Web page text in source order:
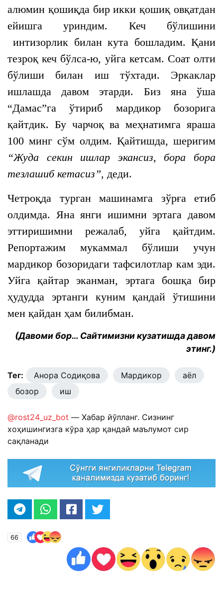
алюмин қошиқда бир икки қошиқ овқатдан
ейишга уриндим. Кеч бўлишини
интизорлик билан кута бошладим. Қани
тезроқ кеч бўлса-ю, уйга кетсам. Соат олти
бўлиши билан иш тўхтади. Эркаклар
ишлашда давом этарди. Биз яна ўша
“Дамас”га ўтириб мардикор бозорига
қайтдик. Бу чарчоқ ва меҳнатимга яраша
100 минг сўм олдим. Қайтишда, шеригим
“Жуда секин ишлар экансиз, бора бора
тезлашиб кетасиз”, деди.
Четроқда турган машинамга зўрға етиб
олдимда. Яна янги ишимни эртага давом
эттиришимни режалаб, уйга қайтдим.
Репортажим мукаммал бўлиши учун
мардикор бозоридаги тафсилотлар кам эди.
Уйга қайтар эканман, эртага бошқа бир
ҳудудда эртанги куним қандай ўтишини
мен қайдан ҳам билибман.
(Давоми бор… Сайтимизни кузатишда давом
этинг.)
Тег: Анора Содиқова Мардикор
аёл
бозор
иш
@rost24_uz_bot — Хабар йўлланг. Сизнинг
хоҳишингизга кўра ҳар қандай маълумот сир
сақланади
66